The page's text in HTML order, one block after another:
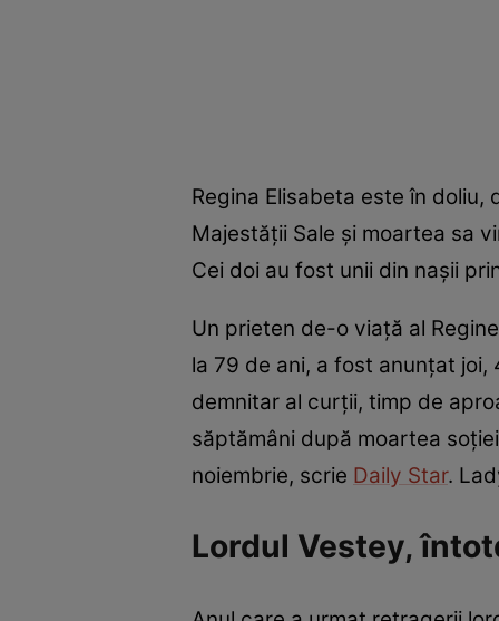
Regina Elisabeta este în
Majestății Sale și moartea sa
Cei doi au fost unii din nașii
Un prieten de-o viață al
la 79 de ani, a fost anunțat joi,
demnitar al curții, timp de
săptămâni după moartea
noiembrie, scrie Daily Star.
Lordul Vestey,